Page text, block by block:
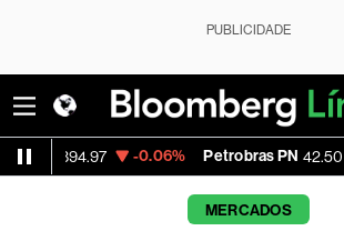
PUBLICIDADE
-0.06% Petrobras PN 42.50 -1.28%
MERCADOS